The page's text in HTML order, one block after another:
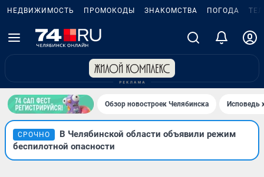
НЕДВИЖИМОСТЬ ПРОМОКОДЫ ЗНАКОМСТВА ПОГОДА
Обзор новостроек Челябинска Исповедь
СРОЧНО
В Челябинской области объявили режим
беспилотной опасности